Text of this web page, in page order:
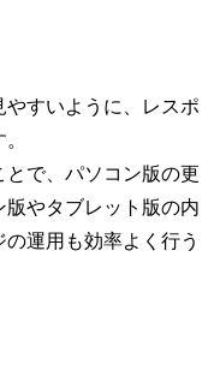
すいように、レスポ
で、パソコン版の更
やタブレット版の内
運用も効率よく行う